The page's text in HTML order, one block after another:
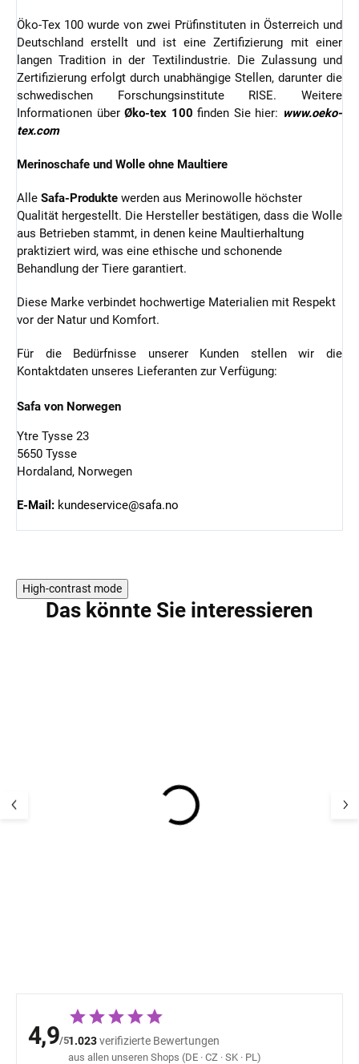
Öko-Tex 100 wurde von zwei Prüfinstituten in Österreich und
Deutschland erstellt und ist eine Zertifizierung mit einer
langen Tradition in der Textilindustrie. Die Zulassung und
Zertifizierung erfolgt durch unabhängige Stellen, darunter die
schwedischen Forschungsinstitute RISE. Weitere
Informationen überØko-tex 100 finden Sie hier: www.oeko-
tex.com
Merinoschafe und Wolle ohne Maultiere
Alle Safa-Produkte werden aus Merinowolle höchster
Qualität hergestellt. Die Hersteller bestätigen, dass die Wolle
aus Betrieben stammt, in denen keine Maultierhaltung
praktiziert wird, was eine ethische und schonende
Behandlung der Tiere garantiert.
Diese Marke verbindet hochwertige Materialien mit Respekt
vor der Natur und Komfort.
Für die Bedürfnisse unserer Kunden stellen wir die
Kontaktdaten unseres Lieferanten zur Verfügung:
Safa von Norwegen
Ytre Tysse 23
5650 Tysse
Hordaland, Norwegen
E-Mail: kundeservice@safa.no
High-contrast mode
Das könnte Sie interessieren
4,9/51.023verifizierte Bewertungen
aus allen unseren Shops (DE · CZ · SK · PL)